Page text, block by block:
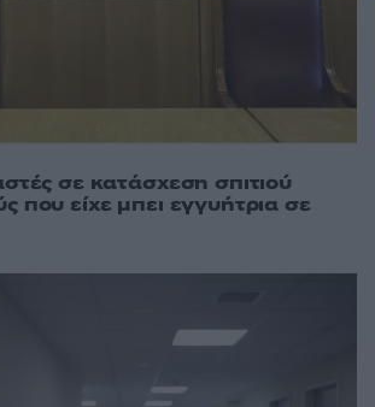
σε κατάσχεση σπιτιού
που είχε μπει εγγυήτρια σε